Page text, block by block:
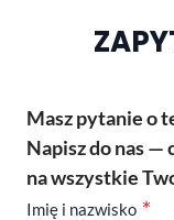
Masz pytanie o
Napisz do nas
na wszystkie
Imię i nazwisko